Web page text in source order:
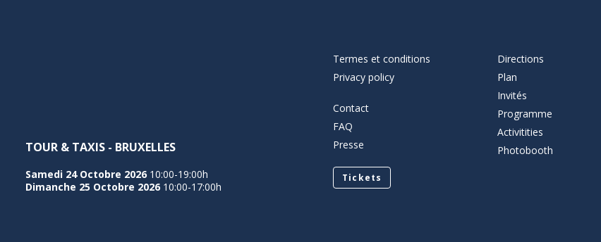
TOUR & TAXIS - BRUXELLES
Samedi 24 Octobre 2026 10:00-19:00h
Dimanche 25 Octobre 2026 10:00-17:00h
Termes et conditions
Privacy policy
Contact
FAQ
Presse
Tickets
Directions
Plan
Invités
Programme
Activitities
Photobooth